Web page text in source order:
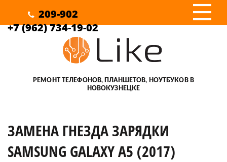
209-902
+7 (962) 734-19-02
III
РЕМОНТ ТЕЛЕФОНОВ, ПЛАНШЕТОВ, НОУТБУКОВ В
НОВОКУЗНЕЦКЕ
ЗАМЕНА ГНЕЗДА ЗАРЯДКИ
SAMSUNG GALAXY A5 (2017)